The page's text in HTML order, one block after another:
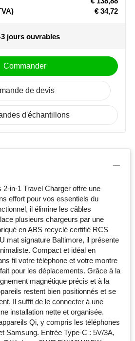
€ 34,72
3 jours ouvrables
Commander
de devis
d'échantillons
2-in-1 Travel Charger offre une
effort pour vos essentiels du
il élimine les câbles
plusieurs chargeurs par une
en ABS recyclé certifié RCS
mat signature Baltimore, il présente
Compact et idéal en
fil votre téléphone et votre montre
pour les déplacements. Grâce à la
magnétique précis et à la
restent bien positionnés et se
Il suffit de le connecter à une
installation nette et organisée.
Qi, y compris les téléphones
Samsung. Entrée Type-C : 5V/3A,